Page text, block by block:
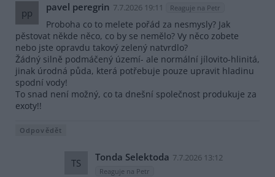
pp pavel peregrin 7.7.2026 19:11 Reaguje na Petr
Proboha co to melete pořád za nesmysly? Jak
pěstovat někde něco, co by se nemělo? Vy něco zobete
nebo jste opravdu takový zelený natvrdlo?
Žádný silně podmáčený území- ale normální jílovito-hlinitá,
jinak úrodná půda, která potřebuje pouze upravit hladinu
spodní vody!
To snad není možný, co ta dnešní společnost produkuje za
exoty!!
Odpovědět
TS Tonda Selektoda 7.7.2026 13:12
Reaguje na Petr